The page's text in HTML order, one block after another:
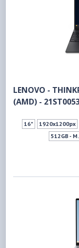
LENOVO -
(AMD) -
16" 1920x1200px
512GB -